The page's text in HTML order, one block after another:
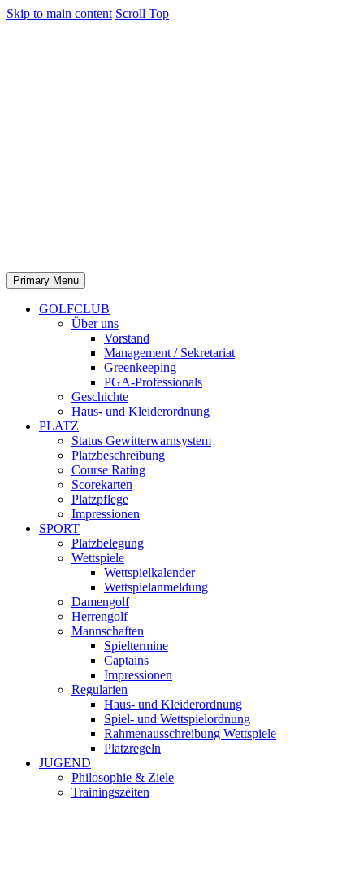
Skip to main content Scroll Top
Primary Menu
GOLFCLUB
Über uns
Vorstand
Management / Sekretariat
Greenkeeping
PGA-Professionals
Geschichte
Haus- und Kleiderordnung
PLATZ
Status Gewitterwarnsystem
Platzbeschreibung
Course Rating
Scorekarten
Platzpflege
Impressionen
SPORT
Platzbelegung
Wettspiele
Wettspielkalender
Wettspielanmeldung
Damengolf
Herrengolf
Mannschaften
Spieltermine
Captains
Impressionen
Regularien
Haus- und Kleiderordnung
Spiel- und Wettspielordnung
Rahmenausschreibung Wettspiele
Platzregeln
JUGEND
Philosophie & Ziele
Trainingszeiten